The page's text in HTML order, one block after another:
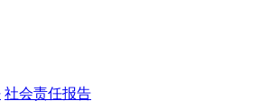
社会责任报告